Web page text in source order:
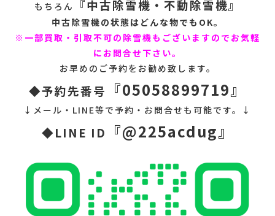
もちろん 『中古除雪機・不動除雪機』
中古除雪機の状態はどんな物でもOK。
※一部買取・引取不可の除雪機もございますのでお気軽
にお問合せ下さい。
お早めのご予約をお勧め致します。
◆予約先番号 『05058899719』
↓メール・LINE等で予約・お問合せも可能です。↓
◆LINE ID 『@225acdug』